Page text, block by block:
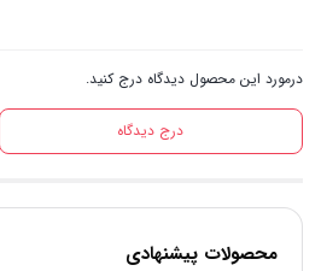
درمورد این محصول دیدگاه درج کنید.
درج دیدگاه
محصولات پیشنهادی